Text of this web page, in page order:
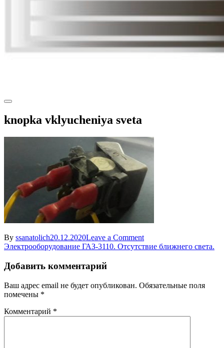
knopka vklyucheniya sveta
By ssanatolich20.12.2020Leave a Commenton
knopka
Навигация
по
записям
Электрооборудование ГАЗ-3110. Отсутствие ближнего света.
Добавить комментарий
Ваш адрес email не будет опубликован. Обязательные поля
помечены *
Комментарий *